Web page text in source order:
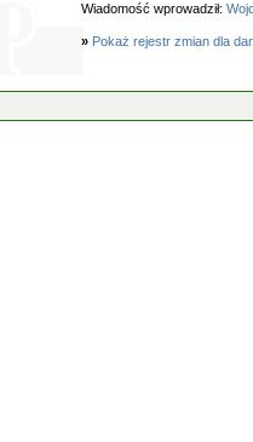
Wiadomość wprowadził:
» Pokaż rejestr zmian dla